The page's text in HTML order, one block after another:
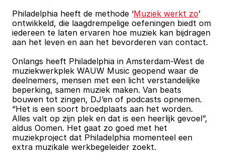
Philadelphia heeft de methode ‘Muziek werkt zo’
ontwikkeld, die laagdrempelige oefeningen biedt om
iedereen te laten ervaren hoe muziek kan bijdragen
aan het leven en aan het bevorderen van contact.
Onlangs heeft Philadelphia in Amsterdam-West de
muziekwerkplek WAUW Music geopend waar de
deelnemers, mensen met een licht verstandelijke
beperking, samen muziek maken. Van beats
bouwen tot zingen, DJ’en of podcasts opnemen.
“Het is een soort broedplaats aan het worden.
Alles valt op zijn plek en dat is een heerlijk gevoel”,
aldus Oomen. Het gaat zo goed met het
muziekproject dat Philadelphia momenteel een
extra muzikale werkbegeleider zoekt.